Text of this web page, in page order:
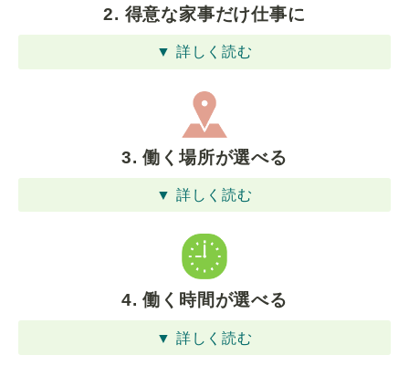
2. 得意な家事だけ仕事に
▼ 詳しく読む
3. 働く場所が選べる
▼ 詳しく読む
4. 働く時間が選べる
▼ 詳しく読む